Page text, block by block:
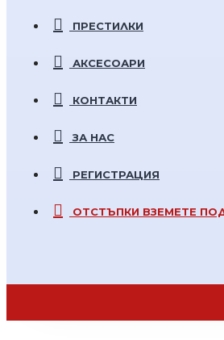
ПРЕСТИЛКИ
АКСЕСОАРИ
КОНТАКТИ
ЗА НАС
РЕГИСТРАЦИЯ
ОТСТЪПКИ ВЗЕМЕТЕ